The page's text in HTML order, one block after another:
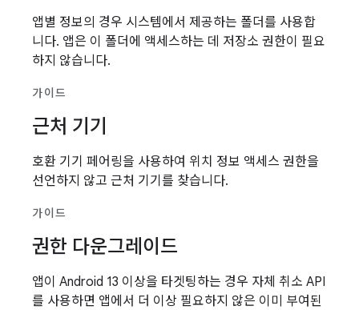
앱별 정보의 경우 시스템에서 제공하는 폴더를 사용합
니다. 앱은 이 폴더에 액세스하는 데 저장소 권한이 필요
하지 않습니다.
가이드
근처 기기
호환 기기 페어링을 사용하여 위치 정보 액세스 권한을
선언하지 않고 근처 기기를 찾습니다.
가이드
권한 다운그레이드
앱이 Android 13 이상을 타겟팅하는 경우 자체 취소 API
를 사용하면 앱에서 더 이상 필요하지 않은 이미 부여된